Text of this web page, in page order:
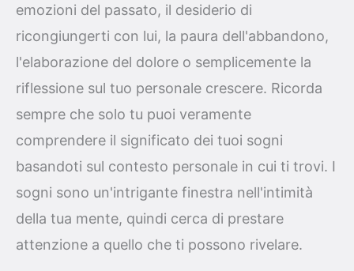
emozioni del passato, il desiderio di
ricongiungerti con lui, la paura dell'abbandono,
l'elaborazione del dolore o semplicemente la
riflessione sul tuo personale crescere. Ricorda
sempre che solo tu puoi veramente
comprendere il significato dei tuoi sogni
basandoti sul contesto personale in cui ti trovi. I
sogni sono un'intrigante finestra nell'intimità
della tua mente, quindi cerca di prestare
attenzione a quello che ti possono rivelare.